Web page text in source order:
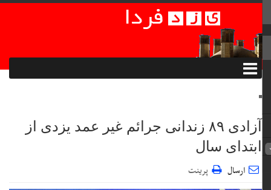
آزادی ۸۹ زندانی جرائم غیر عمد یزدی از
ابتدای سال
ارسال پرینت